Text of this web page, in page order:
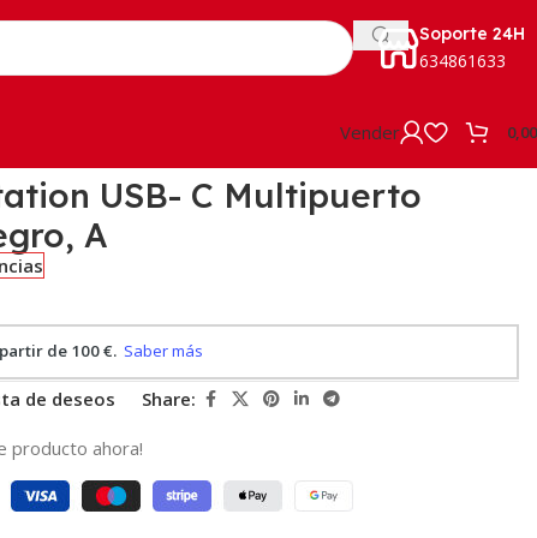
Soporte 24H
634861633
Vender
USB- C Multipuerto
A
de deseos Share:
producto ahora!